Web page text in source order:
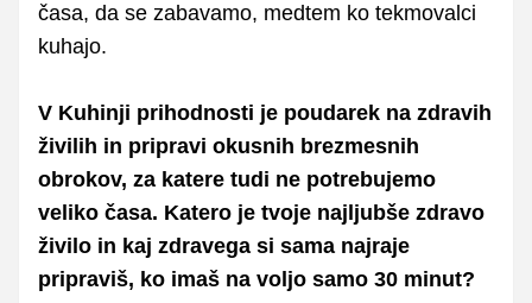
časa, da se zabavamo, medtem ko tekmovalci
kuhajo.
V Kuhinji prihodnosti je poudarek na zdravih
živilih in pripravi okusnih brezmesnih
obrokov, za katere tudi ne potrebujemo
veliko časa. Katero je tvoje najljubše zdravo
živilo in kaj zdravega si sama najraje
pripraviš, ko imaš na voljo samo 30 minut?